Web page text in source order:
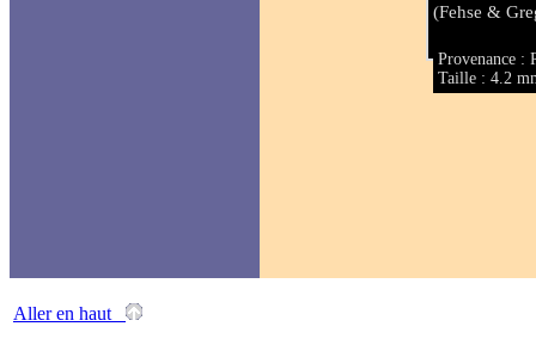
(Fehse &
Provenance :
Taille : 4.2
Aller en haut